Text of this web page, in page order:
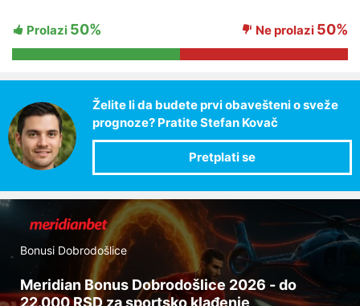
Prolazi 50% Ne prolazi 50%
Želite li da budete prvi obavešteni o sveže
prognoze? Pratite Stefan Kovač
Bonusi Dobrodošlice
Meridian Bonus Dobrodošlice 2026 - do
22.000 RSD za sportsko klađenje